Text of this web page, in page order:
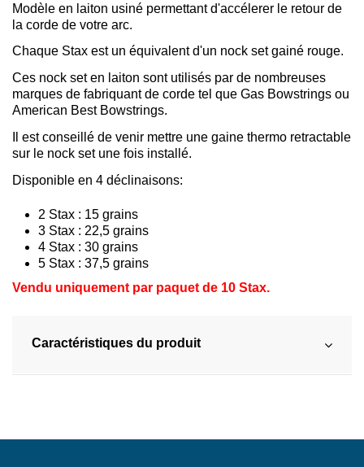
Modèle en laiton usiné permettant d'accélerer le retour de
la corde de votre arc.
Chaque Stax est un équivalent d'un nock set gainé rouge.
Ces nock set en laiton sont utilisés par de nombreuses
marques de fabriquant de corde tel que Gas Bowstrings ou
American Best Bowstrings.
Il est conseillé de venir mettre une gaine thermo retractable
sur le nock set une fois installé.
Disponible en 4 déclinaisons:
2 Stax : 15 grains
3 Stax : 22,5 grains
4 Stax : 30 grains
5 Stax : 37,5 grains
Vendu uniquement par paquet de 10 Stax.
Caractéristiques du produit